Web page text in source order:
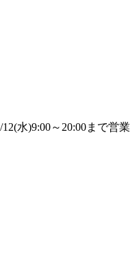
水)9:00～20:00まで営業